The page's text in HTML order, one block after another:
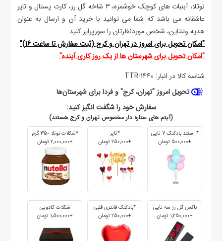
نوتلا، آبنبات های کوچک خوشمزه، 3 شاخه گل رز، کارت پستال و تاپر
عاشقانه می باشد که شما می توانید با خرید آن و ارسال به عنوان
هدیه ولنتاین، شخص موردنظرتان را سورپرایز کنید.
"امکان تحویل برای امروز در تهران و کرج (ثبت سفارش تا ساعت 16)"
"امکان تحویل برای شهرستان ها از یک روز کاری آینده"
شناسه کالا در انبار: TTR-1440
تحویل امروز "تهران، کرج" و فردا برای شهرستان‌ها
سفارش خود را شگفت انگیز کنید:
(آیتم های ستاره دار مخصوص تهران و کرج هستند)
* استند بادکنک 7 تایی
+500٬000 تومان
*تاپر
+250٬000 تومان
*شکلات نوتلا 350 گرم
+2٬000٬000 تومان
باکس گل رز سه تایی
+1٬250٬000 تومان
*بادکنک فانتزی قلبی
+250٬000 تومان
شکلات کادویی
+1٬500٬000 تومان